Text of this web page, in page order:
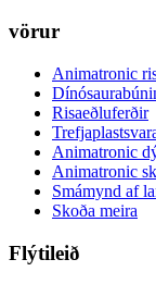
vörur
Animatronic
Risaeðluferðir
Animatronic
Animatronic
Smámynd af
Skoða meira
Flýtileið